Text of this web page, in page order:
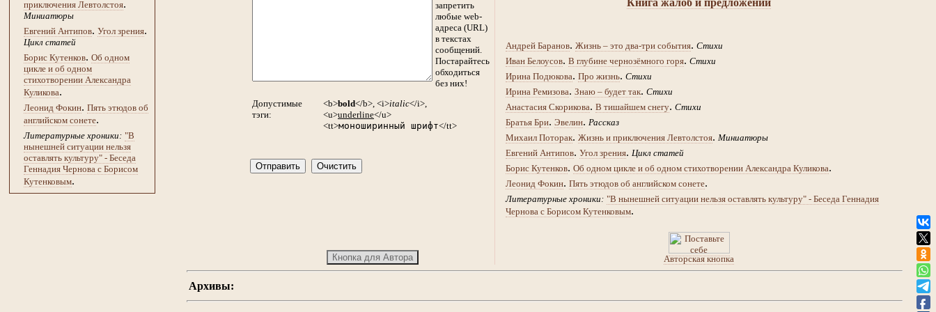
приключения Левтолстоя.
Миниатюры
Евгений Антипов. Угол зрения.
Цикл статей
Борис Кутенков. Об одном
цикле и об одном
стихотворении Александра
Куликова.
Леонид Фокин. Пять этюдов об
английском сонете.
Литературные хроники: "В
нынешней ситуации нельзя
оставлять культуру" - Беседа
Геннадия Чернова с Борисом
Кутенковым.
Книга жалоб и предложений
Андрей Баранов. Жизнь – это два-три события. Стихи
Иван Белоусов. В глубине чернозёмного горя. Стихи
Ирина Подюкова. Про жизнь. Стихи
Ирина Ремизова. Знаю – будет так. Стихи
Анастасия Скорикова. В тишайшем снегу. Стихи
Братья Бри. Эвелин. Рассказ
Михаил Поторак. Жизнь и приключения Левтолстоя. Миниатюры
Евгений Антипов. Угол зрения. Цикл статей
Борис Кутенков. Об одном цикле и об одном стихотворении Александра Куликова.
Леонид Фокин. Пять этюдов об английском сонете.
Литературные хроники: "В нынешней ситуации нельзя оставлять культуру" - Беседа Геннадия
Чернова с Борисом Кутенковым.
Авторская кнопка
запретить
любые web-
адреса (URL)
в текстах
сообщений.
Постарайтесь
обходиться
без них!
Допустимые
тэги:
<b>bold</b>, <i>italic</i>,
<u>underline</u>
<tt>моноширинный шрифт</tt>
Архивы: